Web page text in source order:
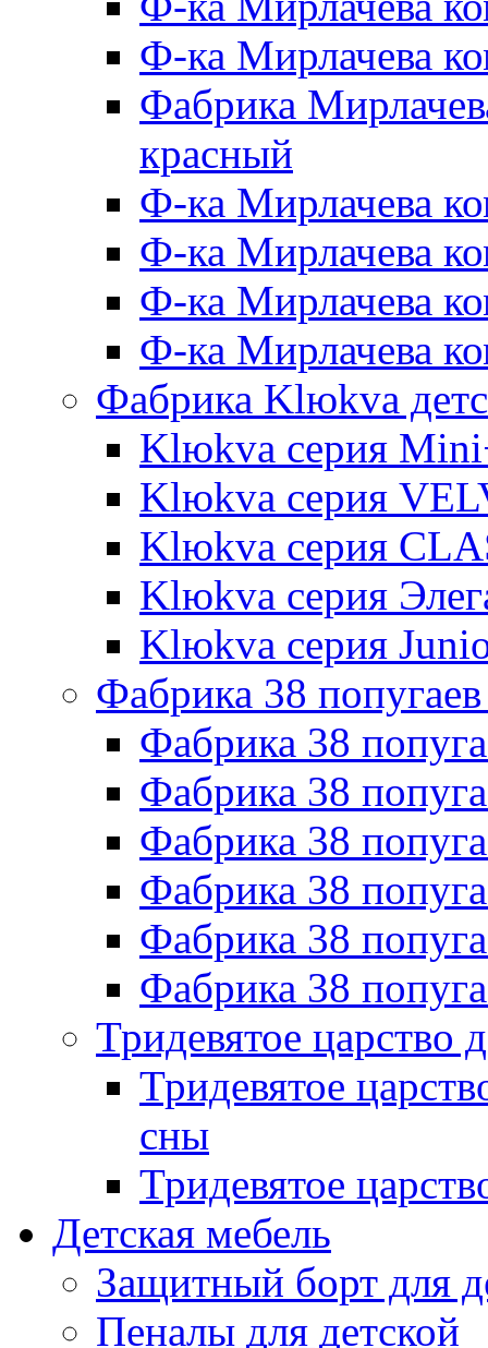
Ф-ка Мирлачева
Фабрика
красный
Ф-ка Мирлачева
Ф-ка Мирлачева
Ф-ка Мирлачева
Ф-ка Мирлачева
Фабрика Klюkva
Klюkva серия
Klюkva серия
Klюkva серия
Klюkva серия
Klюkva серия
Фабрика 38
Фабрика 38
Фабрика 38
Фабрика 38
Фабрика 38
Фабрика 38
Фабрика 38
Тридевятое царство
Тридевятое
сны
Тридевятое
Детская мебель
Защитный борт для
Пеналы для детской